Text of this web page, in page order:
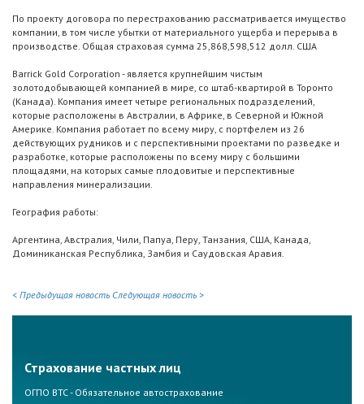
По проекту договора по перестрахованию рассматривается имущество
компании, в том числе убытки от материального ущерба и перерыва в
производстве. Общая страховая сумма 25,868,598,512 долл. США
Barrick Gold Corporation - является крупнейшим чистым
золотодобывающей компанией в мире, со штаб-квартирой в Торонто
(Канада). Компания имеет четыре региональных подразделений,
которые расположены в Австралии, в Африке, в Северной и Южной
Америке. Компания работает по всему миру, с портфелем из 26
действующих рудников и с перспективными проектами по разведке и
разработке, которые расположены по всему миру с большими
площадями, на которых самые плодовитые и перспективные
направления минерализации.
География работы:
Аргентина, Австралия, Чили, Папуа, Перу, Танзания, США, Канада,
Доминиканская Республика, Замбия и Саудовская Аравия.
< Предыдущая новость Следующая новость >
Страхование частных лиц
ОГПО ВТС - Обязательное автострахование